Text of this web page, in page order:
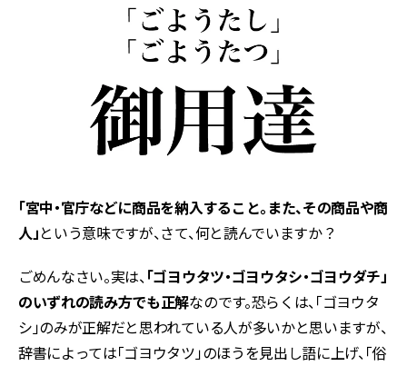
「宮中・官庁などに商品を納入すること。また、その商品や商
人」という意味ですが、さて、何と読んでいますか？
ごめんなさい。実は、「ゴヨウタツ・ゴヨウタシ・ゴヨウダチ」
のいずれの読み方でも正解なのです。恐らくは、「ゴヨウタ
シ」のみが正解だと思われている人が多いかと思いますが、
辞書によっては「ゴヨウタツ」のほうを見出し語に上げ、「俗